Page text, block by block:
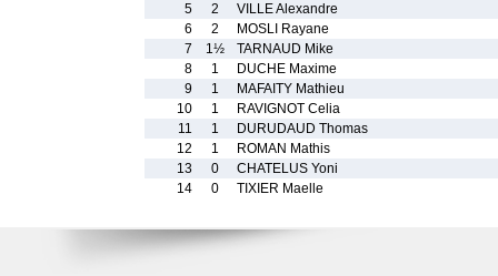
5
2
VILLE Alexandre
6
2
MOSLI Rayane
7
1½
TARNAUD Mike
8
1
DUCHE Maxime
9
1
MAFAITY Mathieu
10
1
RAVIGNOT Celia
11
1
DURUDAUD Thomas
12
1
ROMAN Mathis
13
0
CHATELUS Yoni
14
0 TIXIER Maelle